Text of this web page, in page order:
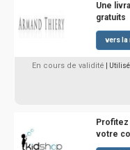
Une
gratuits
vers la
En cours de validité |
votre